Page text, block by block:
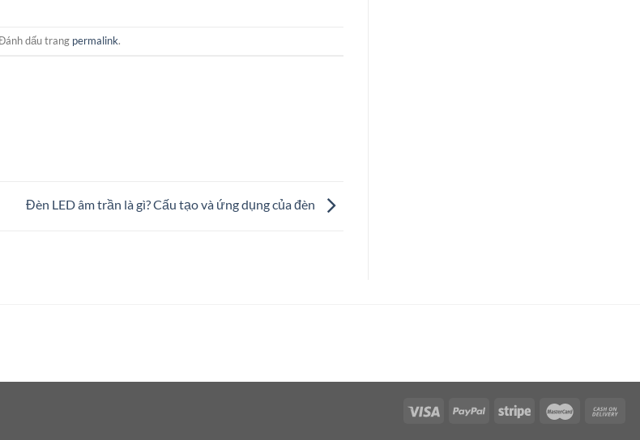
dấu trang permalink.
Đèn LED âm trần là gì? Cấu tạo và ứng dụng của đèn